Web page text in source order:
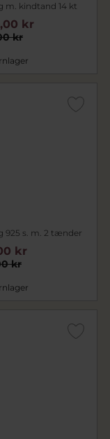
m. kindtand 14 kt
kr
kr
925 s. m. 2 tænder
kr
kr